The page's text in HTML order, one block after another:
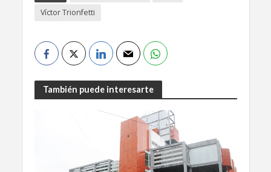
Víctor Trionfetti
También puede interesarte